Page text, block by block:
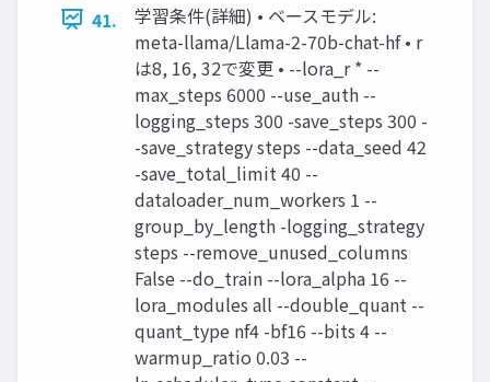
41.
学習条件(詳細) • ベースモデル:
meta-llama/Llama-2-70b-chat-hf • r
は8, 16, 32で変更 • --lora_r * --
max_steps 6000 --use_auth --
logging_steps 300 -save_steps 300 -
-save_strategy steps --data_seed 42
-save_total_limit 40 --
dataloader_num_workers 1 --
group_by_length -logging_strategy
steps --remove_unused_columns
False --do_train --lora_alpha 16 --
lora_modules all --double_quant --
quant_type nf4 -bf16 --bits 4 --
warmup_ratio 0.03 --